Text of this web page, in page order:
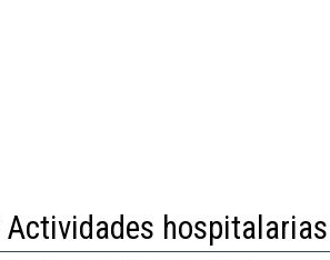
Actividades hospitalarias